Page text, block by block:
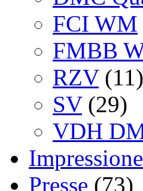
FCI WM
FMBB
RZV(11)
SV(29)
VDH
Presse (73)